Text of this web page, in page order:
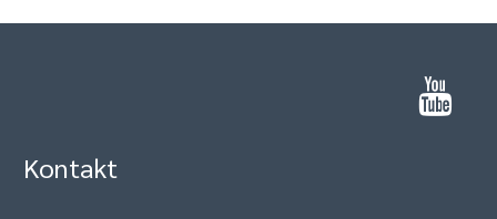
Kontakt